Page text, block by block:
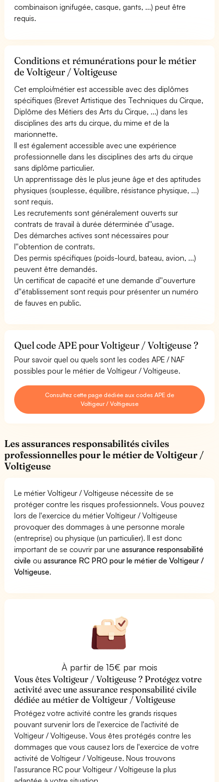
combinaison ignifugée, casque, gants, ...) peut être
requis.
Conditions et rémunérations pour le métier
de Voltigeur / Voltigeuse
Cet emploi/métier est accessible avec des diplômes
spécifiques (Brevet Artistique des Techniques du Cirque,
Diplôme des Métiers des Arts du Cirque, ...) dans les
disciplines des arts du cirque, du mime et de la
marionnette.
Il est également accessible avec une expérience
professionnelle dans les disciplines des arts du cirque
sans diplôme particulier.
Un apprentissage dès le plus jeune âge et des aptitudes
physiques (souplesse, équilibre, résistance physique, ...)
sont requis.
Les recrutements sont généralement ouverts sur
contrats de travail à durée déterminée d''usage.
Des démarches actives sont nécessaires pour
l''obtention de contrats.
Des permis spécifiques (poids-lourd, bateau, avion, ...)
peuvent être demandés.
Un certificat de capacité et une demande d''ouverture
d''établissement sont requis pour présenter un numéro
de fauves en public.
Quel code APE pour Voltigeur / Voltigeuse ?
Pour savoir quel ou quels sont les codes APE / NAF
possibles pour le métier de Voltigeur / Voltigeuse.
Consultez cette page dédiée aux codes APE de
Voltigeur / Voltigeuse
Les assurances responsabilités civiles
professionnelles pour le métier de Voltigeur /
Voltigeuse
Le métier Voltigeur / Voltigeuse nécessite de se
protéger contre les risques professionnels. Vous pouvez
lors de l'exercice du métier Voltigeur / Voltigeuse
provoquer des dommages à une personne morale
(entreprise) ou physique (un particulier). Il est donc
important de se couvrir par uneassurance responsabilité
civile ouassurance RC PRO pour le métier de Voltigeur /
Voltigeuse.
À partir de 15€ par mois
Vous êtes Voltigeur / Voltigeuse ? Protégez votre
activité avec une assurance responsabilité civile
dédiée au métier de Voltigeur / Voltigeuse
Protégez votre activité contre les grands risques
pouvant survenir lors de l'exercice de l'activité de
Voltigeur / Voltigeuse. Vous êtes protégés contre les
dommages que vous causez lors de l'exercice de votre
activité de Voltigeur / Voltigeuse. Nous trouvons
l'assurance RC pour Voltigeur / Voltigeuse la plus